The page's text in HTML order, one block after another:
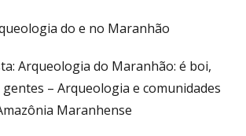
do e no Maranhão
Arqueologia do Maranhão: é boi,
– Arqueologia e comunidades
Maranhense